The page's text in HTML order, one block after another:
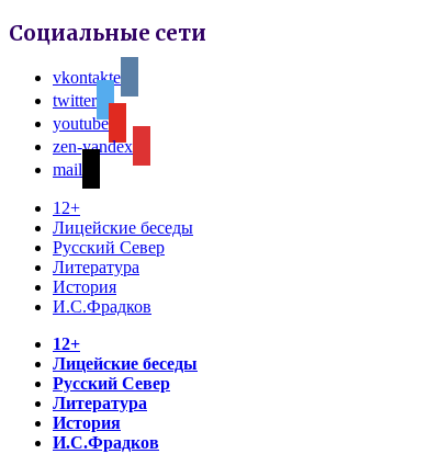
Социальные сети
vkontakte
twitter
youtube
zen-yandex
mail
12+
Лицейские беседы
Русский Север
Литература
История
И.С.Фрадков
12+
Лицейские беседы
Русский Север
Литература
История
И.С.Фрадков